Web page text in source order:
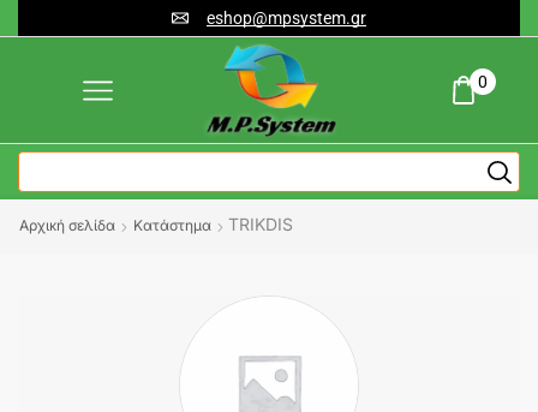
eshop@mpsystem.gr
0
Αρχική σελίδα Κατάστημα TRIKDIS